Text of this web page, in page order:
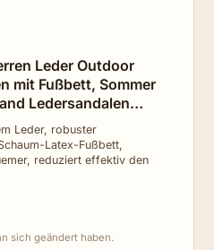
Leder Outdoor
mit Fußbett, Sommer
Ledersandalen
Braun UK11/45EU
Leder, robuster
Latex-Fußbett,
reduziert effektiv den
sich geändert haben.